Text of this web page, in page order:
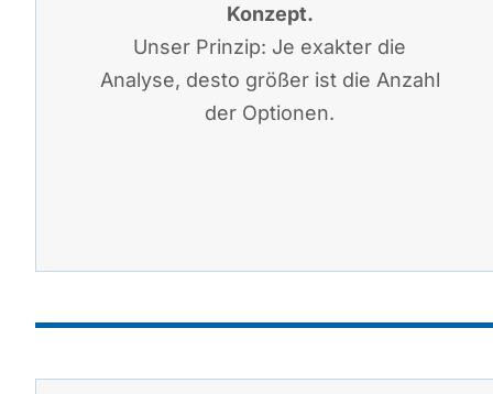
Konzept.
Unser Prinzip: Je exakter die
Analyse, desto größer ist die Anzahl
der Optionen.